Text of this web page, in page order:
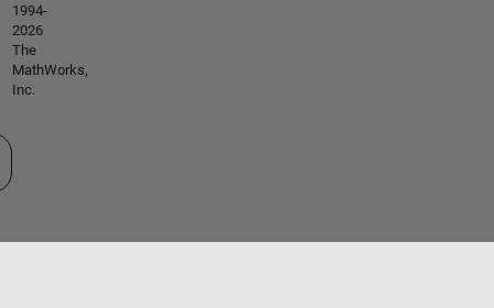
1994-
2026
The
MathWorks,
Inc.